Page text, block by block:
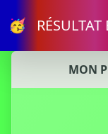
🥳 RÉSULTAT
MON